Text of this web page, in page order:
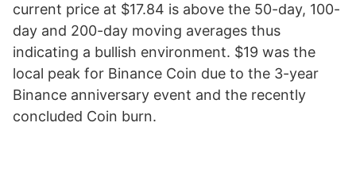
current price at $17.84 is above the 50-day, 100-
day and 200-day moving averages thus
indicating a bullish environment. $19 was the
local peak for Binance Coin due to the 3-year
Binance anniversary event and the recently
concluded Coin burn.